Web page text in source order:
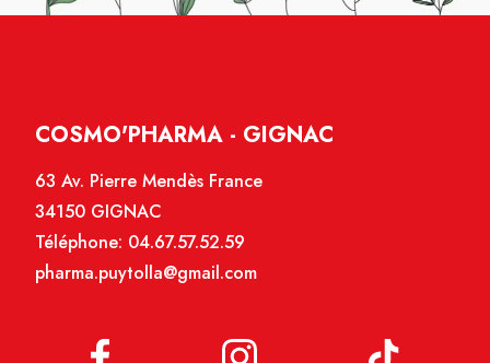
COSMO'PHARMA - GIGNAC
63 Av. Pierre Mendès France
34150 GIGNAC
Téléphone: 04.67.57.52.59
pharma.puytolla@gmail.com